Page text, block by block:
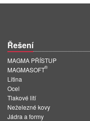
EN
MAGMA Korea
KO
Řešení
MAGMA PŘÍSTUP
MAGMASOFT
®
Litina
Ocel
Tlakové lití
Neželezné kovy
Jádra a formy